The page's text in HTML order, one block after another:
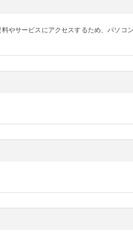
やサービスにアクセスするため、パソコ